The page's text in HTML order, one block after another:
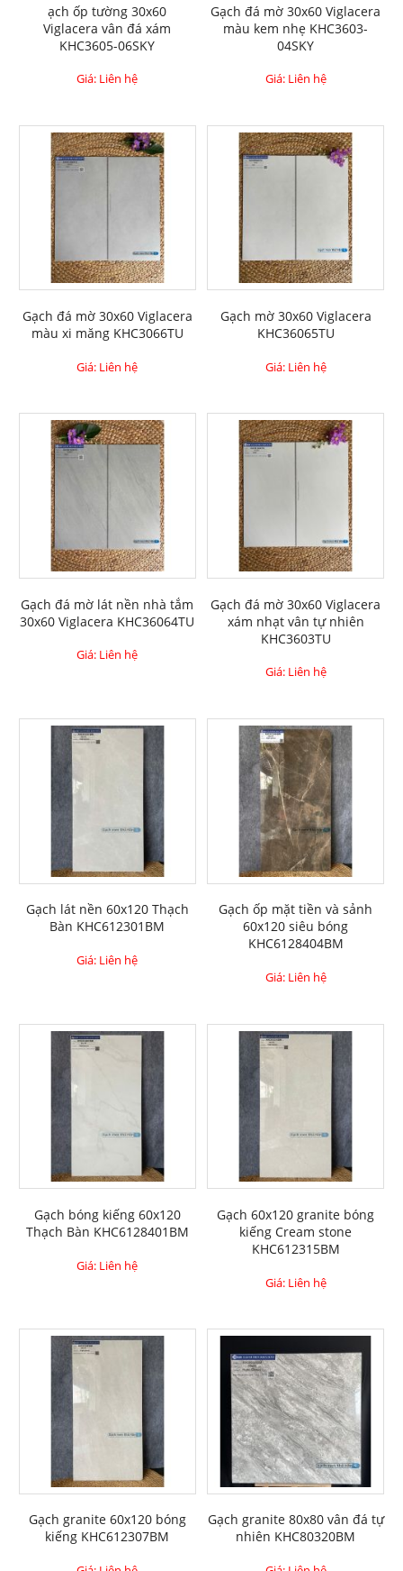
ạch ốp tường 30x60
Viglacera vân đá xám
KHC3605-06SKY
Giá: Liên hệ
Gạch đá mờ 30x60 Viglacera
màu kem nhẹ KHC3603-
04SKY
Giá: Liên hệ
Gạch đá mờ 30x60 Viglacera
màu xi măng KHC3066TU
Giá: Liên hệ
Gạch mờ 30x60 Viglacera
KHC36065TU
Giá: Liên hệ
Gạch đá mờ lát nền nhà tắm
30x60 Viglacera KHC36064TU
Giá: Liên hệ
Gạch đá mờ 30x60 Viglacera
xám nhạt vân tự nhiên
KHC3603TU
Giá: Liên hệ
Gạch lát nền 60x120 Thạch
Bàn KHC612301BM
Giá: Liên hệ
Gạch ốp mặt tiền và sảnh
60x120 siêu bóng
KHC6128404BM
Giá: Liên hệ
Gạch bóng kiếng 60x120
Thạch Bàn KHC6128401BM
Giá: Liên hệ
Gạch 60x120 granite bóng
kiếng Cream stone
KHC612315BM
Giá: Liên hệ
Gạch granite 60x120 bóng
kiếng KHC612307BM
Gạch granite 80x80 vân đá tự
nhiên KHC80320BM